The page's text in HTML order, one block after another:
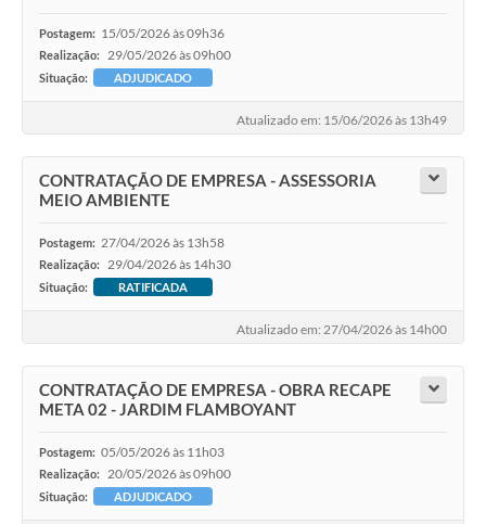
Postagem: 15/05/2026 às 09h36
Realização: 29/05/2026 às 09h00
Situação: ADJUDICADO
Atualizado em: 15/06/2026 às 13h49
CONTRATAÇÃO DE EMPRESA - ASSESSORIA
MEIO AMBIENTE
Postagem: 27/04/2026 às 13h58
Realização: 29/04/2026 às 14h30
Situação: RATIFICADA
Atualizado em: 27/04/2026 às 14h00
CONTRATAÇÃO DE EMPRESA - OBRA RECAPE
META 02 - JARDIM FLAMBOYANT
Postagem: 05/05/2026 às 11h03
Realização: 20/05/2026 às 09h00
Situação: ADJUDICADO